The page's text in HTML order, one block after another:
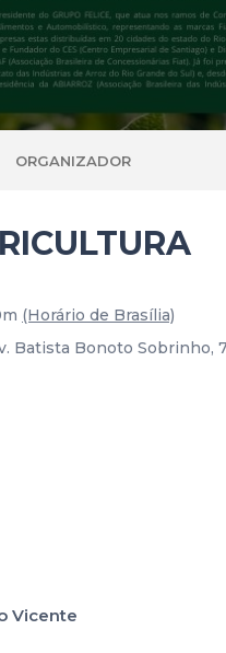
ORGANIZADOR
(Horário de Brasília)
Batista Bonoto Sobrinho,
Vicente